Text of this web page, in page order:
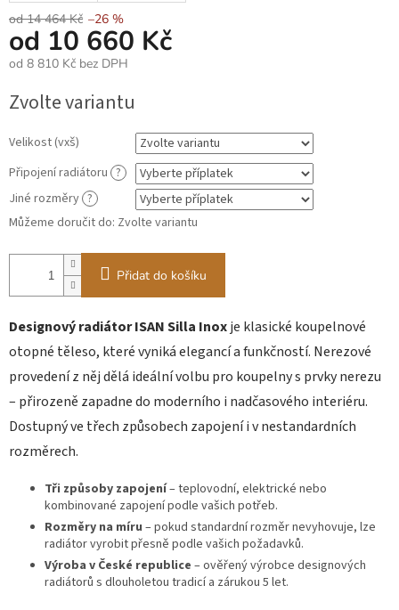
od 14 464 Kč –26 %
od 10 660 Kč
od 8 810 Kč bez DPH
cena:
Zvolte variantu
Velikost (vxš)
Připojení radiátoru ?
Jiné rozměry ?
Můžeme doručit do: Zvolte variantu
Přidat do košíku
Designový radiátor ISAN Silla Inoxje klasické koupelnové
otopné těleso, které vyniká elegancí a funkčností. Nerezové
provedení z něj dělá ideální volbu pro koupelny s prvky nerezu
– přirozeně zapadne do moderního i nadčasového interiéru.
Dostupný ve třech způsobech zapojení i v nestandardních
rozměrech.
Tři způsoby zapojení– teplovodní, elektrické nebo
kombinované zapojení podle vašich potřeb.
Rozměry na míru – pokud standardní rozměr nevyhovuje, lze
radiátor vyrobit přesně podle vašich požadavků.
Výroba v České republice – ověřený výrobce designových
radiátorů s dlouholetou tradicí a zárukou 5 let.